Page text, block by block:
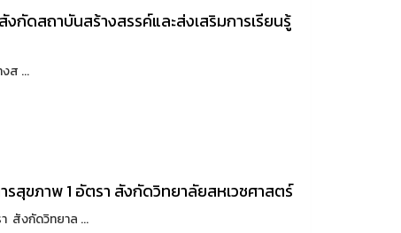
กัดสถาบันสร้างสรรค์และส่งเสริมการเรียนรู้
ส ...
รสุขภาพ 1 อัตรา สังกัดวิทยาลัยสหเวชศาสตร์
สังกัดวิทยาล ...